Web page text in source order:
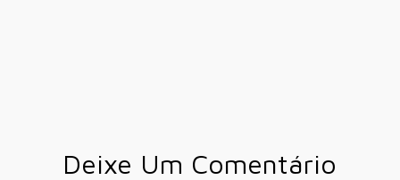
Deixe Um Comentário